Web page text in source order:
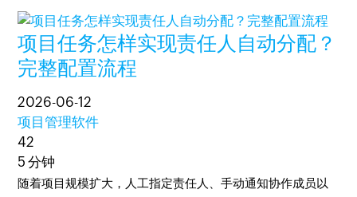
项目任务怎样实现责任人自动分配？
完整配置流程
2026-06-12
项目管理软件
42
5 分钟
随着项目规模扩大，人工指定责任人、手动通知协作成员以